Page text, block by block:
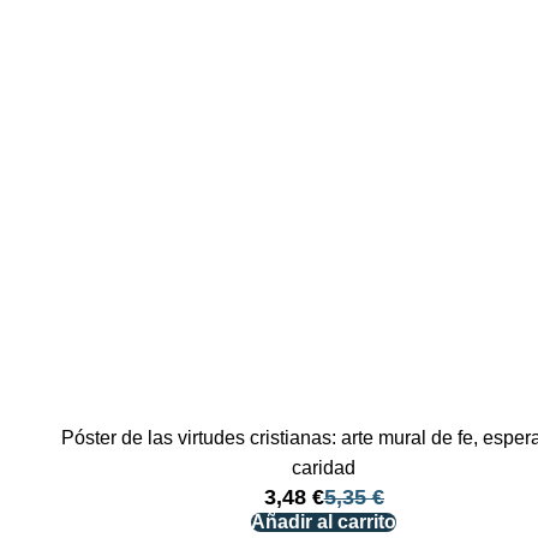
Póster de las virtudes cristianas: arte mural de fe,
caridad
5,35€
3,48 €
Añadir al carrito